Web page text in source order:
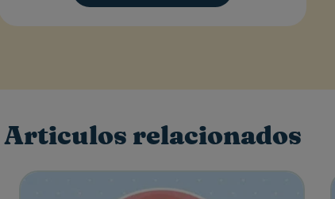
Articulos relacionados